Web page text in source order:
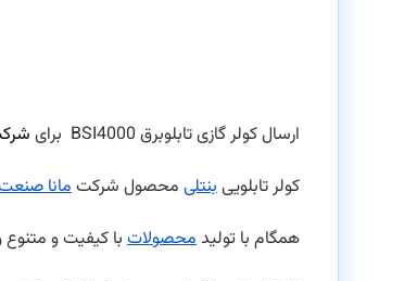
ارسال کولر گازی تابلوبرق BSI4000 برای
کولر تابلوییبنتلی محصول شرکتمانا
همگام با تولیدمحصولات با کیفیت و متنوع